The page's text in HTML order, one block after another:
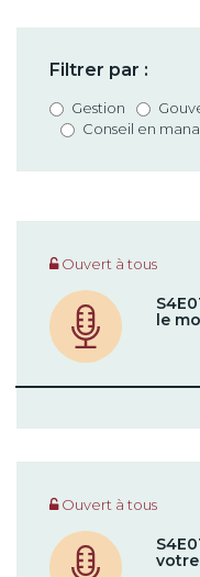
Filtrer par :
Gestion
Conseil en
Ouvert à tous
le
Ouvert à tous